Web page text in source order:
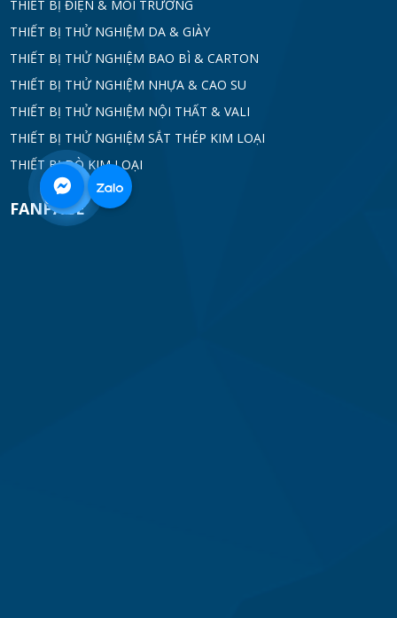
THIẾT BỊ ĐIỆN & MÔI TRƯỜNG
THIẾT BỊ THỬ NGHIỆM DA & GIÀY
THIẾT BỊ THỬ NGHIỆM BAO BÌ & CARTON
THIẾT BỊ THỬ NGHIỆM NHỰA & CAO SU
THIẾT BỊ THỬ NGHIỆM NỘI THẤT & VALI
THIẾT BỊ THỬ NGHIỆM SẮT THÉP KIM LOẠI
THIẾT BỊ DÒ KIM LOẠI
FANPAGE
0968
332